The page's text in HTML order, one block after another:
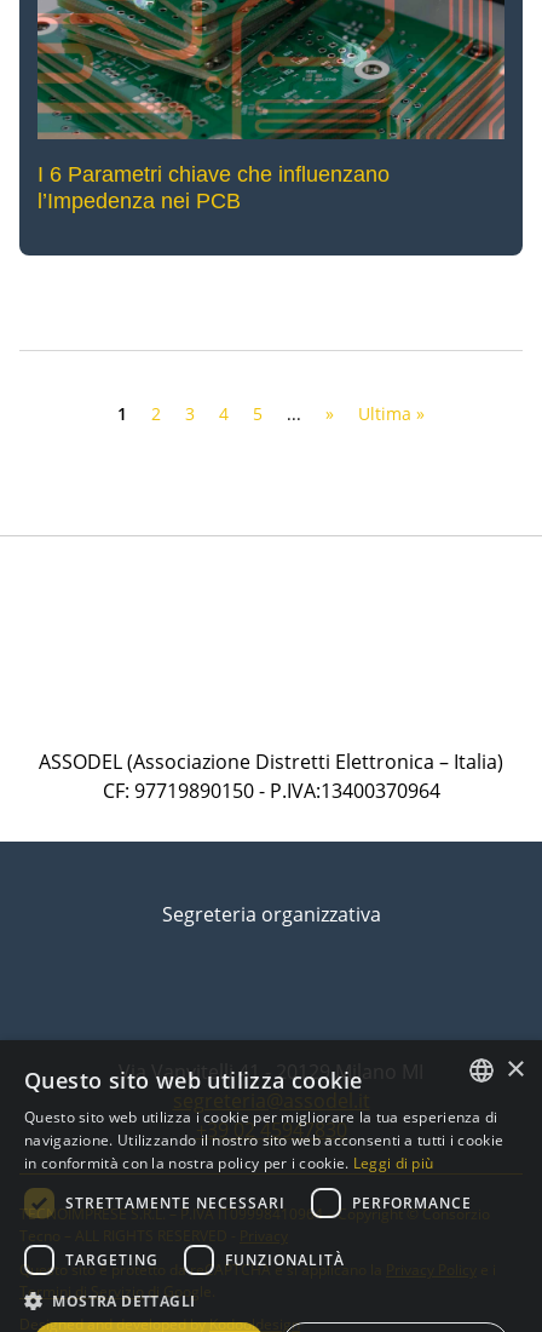
I 6 Parametri chiave che influenzano
l’Impedenza nei PCB
1 2 3 4 5 ... » Ultima »
ASSODEL (Associazione Distretti Elettronica – Italia)
CF: 97719890150 - P.IVA:13400370964
Segreteria organizzativa
Via Vanvitelli 41 - 20129 Milano MI
+39 02 45947830
TECNOIMPRESE S.R.L. – P.IVA IT09998410964 – Copyright © Consorzio
Questo sito è protetto da reCAPTCHA e si applicano la
Termini di Serviziodi Google.
Designed and developed byKodooldesign
ITALIAN
×
Questo sito web utilizza cookie
Questo sito web utilizza i cookie per migliorare la tua esperienza di
navigazione. Utilizzando il nostro sito web acconsenti a tutti i cookie
in conformità con la nostra policy per i cookie. Leggi di più
STRETTAMENTE NECESSARI
PERFORMANCE
TARGETING FUNZIONALITÀ
MOSTRA DETTAGLI